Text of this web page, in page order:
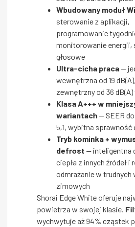
Wbudowany moduł
sterowanie z aplikacji,
programowanie
monitorowanie energii,
głosowe
Ultra-cicha praca—
wewnętrzna od 19
zewnętrzny od 36
Klasa A+++ w
wariantach— SEER do
5,1, wybitna sprawność
Tryb kominka +
defrost — inteligentna
ciepła z innych źródeł i
odmrażanie w trudnych
zimowych
Shorai Edge White oferuje
powietrza w swojej klasie.
wychwytuje aż 94% cząstek